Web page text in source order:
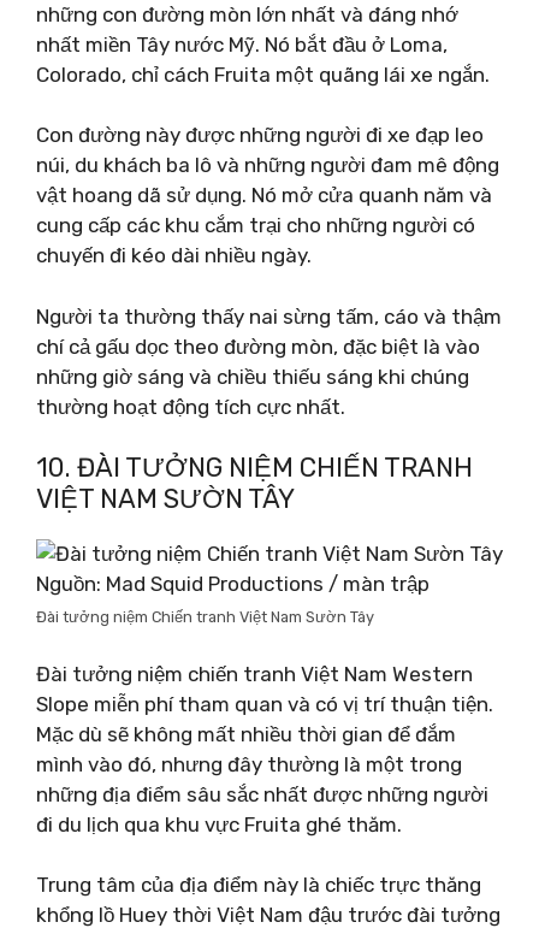
những con đường mòn lớn nhất và đáng nhớ
nhất miền Tây nước Mỹ. Nó bắt đầu ở Loma,
Colorado, chỉ cách Fruita một quãng lái xe ngắn.
Con đường này được những người đi xe đạp leo
núi, du khách ba lô và những người đam mê động
vật hoang dã sử dụng. Nó mở cửa quanh năm và
cung cấp các khu cắm trại cho những người có
chuyến đi kéo dài nhiều ngày.
Người ta thường thấy nai sừng tấm, cáo và thậm
chí cả gấu dọc theo đường mòn, đặc biệt là vào
những giờ sáng và chiều thiếu sáng khi chúng
thường hoạt động tích cực nhất.
10. ĐÀI TƯỞNG NIỆM CHIẾN TRANH
VIỆT NAM SƯỜN TÂY
Nguồn: Mad Squid Productions / màn trập
Đài tưởng niệm Chiến tranh Việt Nam Sườn Tây
Đài tưởng niệm chiến tranh Việt Nam Western
Slope miễn phí tham quan và có vị trí thuận tiện.
Mặc dù sẽ không mất nhiều thời gian để đắm
mình vào đó, nhưng đây thường là một trong
những địa điểm sâu sắc nhất được những người
đi du lịch qua khu vực Fruita ghé thăm.
Trung tâm của địa điểm này là chiếc trực thăng
khổng lồ Huey thời Việt Nam đậu trước đài tưởng